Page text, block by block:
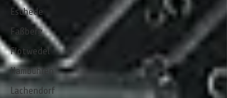
Eschede
Faßberg
Flotwedel
Hambühren
Lachendorf